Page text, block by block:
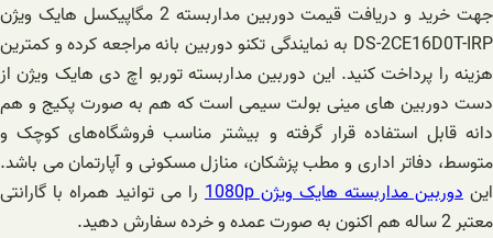
جهت خرید و دریافت قیمت دوربین مداربسته 2 مگاپیکسل هایک ویژن
DS-2CE16D0T-IRP به نمایندگی تکنو دوربین بانه مراجعه کرده و کمترین
هزینه را پرداخت کنید. این دوربین مداربسته توربو اچ دی هایک ویژن از
دست دوربین های مینی بولت سیمی است که هم به صورت پکیج و هم
دانه قابل استفاده قرار گرفته و بیشتر مناسب فروشگاه‌های کوچک و
متوسط، دفاتر اداری و مطب پزشکان، منازل مسکونی و آپارتمان می باشد.
این دوربین مداربسته هایک ویژن 1080p
را می توانید همراه با گارانتی
معتبر 2 ساله هم اکنون به صورت عمده و خرده سفارش دهید.